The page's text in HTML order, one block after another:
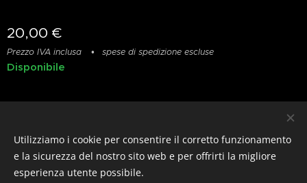
20,00 €
Prezzo IVA inclusa spese di spedizione escluse
Disponibile
- 2026 All rights reserved
Lingue
Utilizziamo i cookie per consentire il corretto funzionamento
e la sicurezza del nostro sito web e per offrirti la migliore
esperienza utente possibile.